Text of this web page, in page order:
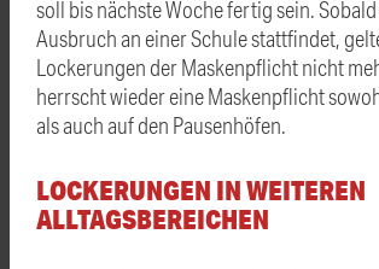
soll bis nächste Woche fertig sein.
Ausbruch an einer Schule stattfindet,
Lockerungen der Maskenpflicht nicht
herrscht wieder eine Maskenpflicht
als auch auf den Pausenhöfen.
LOCKERUNGEN IN WEITEREN
ALLTAGSBEREICHEN